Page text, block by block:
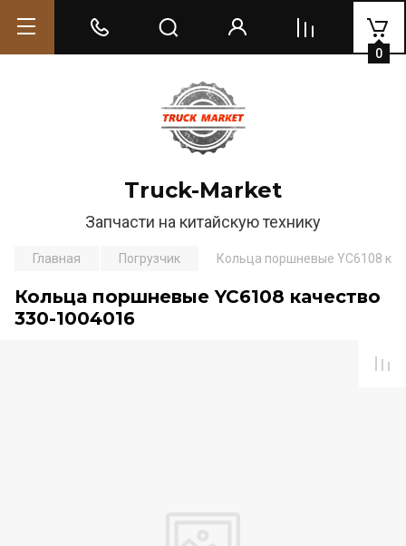
Truck-Market
Запчасти на китайскую технику
0
Главная Погрузчик Кольца поршневые YC6108
Кольца поршневые YC6108 качество
330-1004016